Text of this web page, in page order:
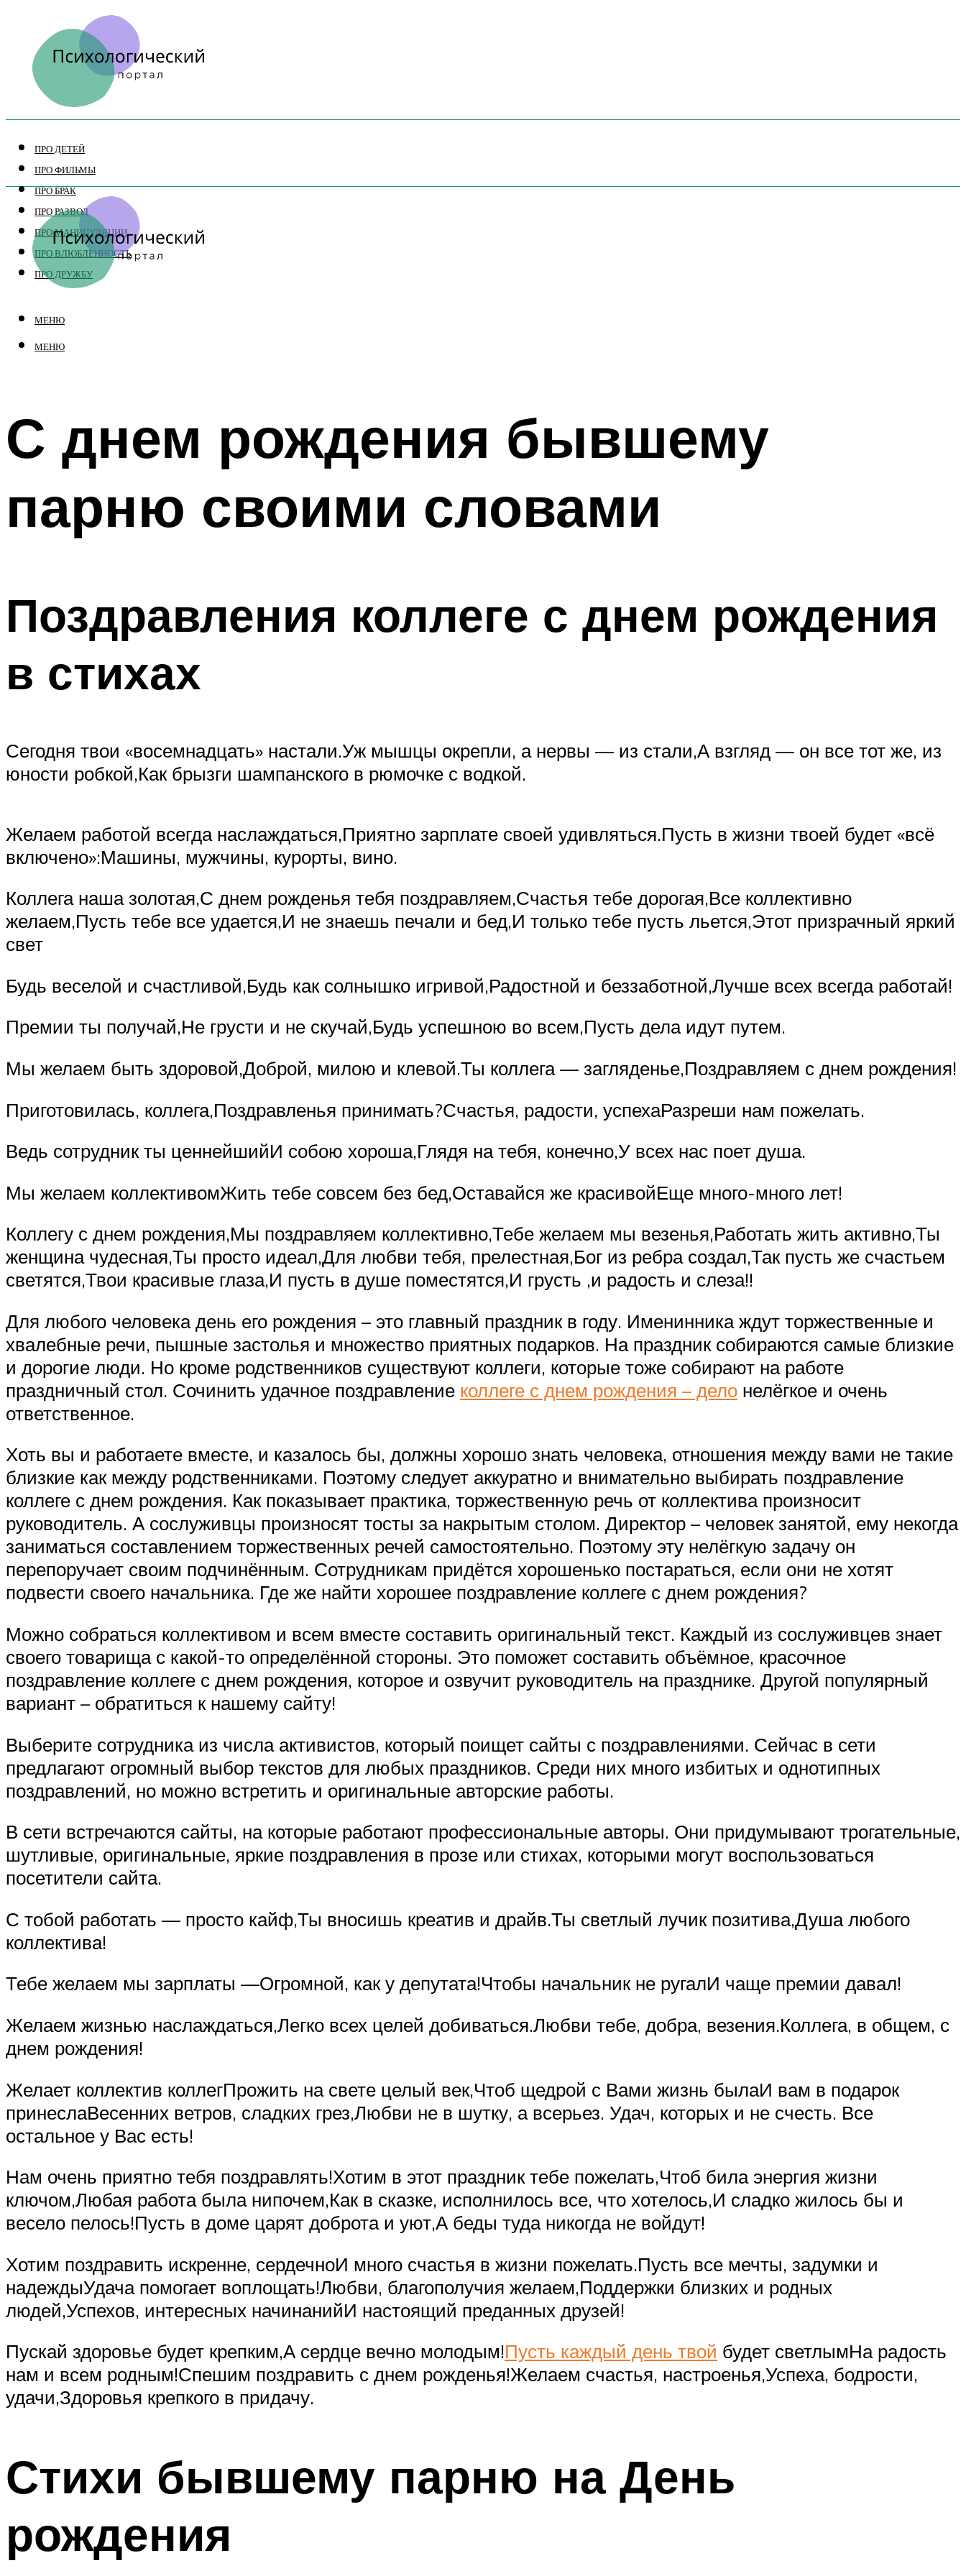
ПРО ДЕТЕЙ
ПРО ФИЛЬМЫ
ПРО БРАК
ПРО РАЗВОД
ПРО МАНИПУЛЯЦИИ
ПРО ВЛЮБЛЕННОСТЬ
ПРО ДРУЖБУ
МЕНЮ
МЕНЮ
С днем рождения бывшему
парню своими словами
Поздравления коллеге с днем рождения
в стихах
Сегодня твои «восемнадцать» настали.Уж мышцы окрепли, а нервы — из стали,А взгляд — он все тот же, из
юности робкой,Как брызги шампанского в рюмочке с водкой.
Желаем работой всегда наслаждаться,Приятно зарплате своей удивляться.Пусть в жизни твоей будет «всё
включено»:Машины, мужчины, курорты, вино.
Коллега наша золотая,С днем рожденья тебя поздравляем,Счастья тебе дорогая,Все коллективно
желаем,Пусть тебе все удается,И не знаешь печали и бед,И только тебе пусть льется,Этот призрачный яркий
свет
Будь веселой и счастливой,Будь как солнышко игривой,Радостной и беззаботной,Лучше всех всегда работай!
Премии ты получай,Не грусти и не скучай,Будь успешною во всем,Пусть дела идут путем.
Мы желаем быть здоровой,Доброй, милою и клевой.Ты коллега — загляденье,Поздравляем с днем рождения!
Приготовилась, коллега,Поздравленья принимать?Счастья, радости, успехаРазреши нам пожелать.
Ведь сотрудник ты ценнейшийИ собою хороша,Глядя на тебя, конечно,У всех нас поет душа.
Мы желаем коллективомЖить тебе совсем без бед,Оставайся же красивойЕще много-много лет!
Коллегу с днем рождения,Мы поздравляем коллективно,Тебе желаем мы везенья,Работать жить активно,Ты
женщина чудесная,Ты просто идеал,Для любви тебя, прелестная,Бог из ребра создал,Так пусть же счастьем
светятся,Твои красивые глаза,И пусть в душе поместятся,И грусть ,и радость и слеза!!
Для любого человека день его рождения – это главный праздник в году. Именинника ждут торжественные и
хвалебные речи, пышные застолья и множество приятных подарков. На праздник собираются самые близкие
и дорогие люди. Но кроме родственников существуют коллеги, которые тоже собирают на работе
праздничный стол. Сочинить удачное поздравление коллеге с днем рождения – дело нелёгкое и очень
ответственное.
Хоть вы и работаете вместе, и казалось бы, должны хорошо знать человека, отношения между вами не такие
близкие как между родственниками. Поэтому следует аккуратно и внимательно выбирать поздравление
коллеге с днем рождения. Как показывает практика, торжественную речь от коллектива произносит
руководитель. А сослуживцы произносят тосты за накрытым столом. Директор – человек занятой, ему некогда
заниматься составлением торжественных речей самостоятельно. Поэтому эту нелёгкую задачу он
перепоручает своим подчинённым. Сотрудникам придётся хорошенько постараться, если они не хотят
подвести своего начальника. Где же найти хорошее поздравление коллеге с днем рождения?
Можно собраться коллективом и всем вместе составить оригинальный текст. Каждый из сослуживцев знает
своего товарища с какой-то определённой стороны. Это поможет составить объёмное, красочное
поздравление коллеге с днем рождения, которое и озвучит руководитель на празднике. Другой популярный
вариант – обратиться к нашему сайту!
Выберите сотрудника из числа активистов, который поищет сайты с поздравлениями. Сейчас в сети
предлагают огромный выбор текстов для любых праздников. Среди них много избитых и однотипных
поздравлений, но можно встретить и оригинальные авторские работы.
В сети встречаются сайты, на которые работают профессиональные авторы. Они придумывают трогательные,
шутливые, оригинальные, яркие поздравления в прозе или стихах, которыми могут воспользоваться
посетители сайта.
С тобой работать — просто кайф,Ты вносишь креатив и драйв.Ты светлый лучик позитива,Душа любого
коллектива!
Тебе желаем мы зарплаты —Огромной, как у депутата!Чтобы начальник не ругалИ чаще премии давал!
Желаем жизнью наслаждаться,Легко всех целей добиваться.Любви тебе, добра, везения.Коллега, в общем, с
днем рождения!
Желает коллектив коллегПрожить на свете целый век,Чтоб щедрой с Вами жизнь былаИ вам в подарок
принеслаВесенних ветров, сладких грез,Любви не в шутку, а всерьез. Удач, которых и не счесть. Все
остальное у Вас есть!
Нам очень приятно тебя поздравлять!Хотим в этот праздник тебе пожелать,Чтоб била энергия жизни
ключом,Любая работа была нипочем,Как в сказке, исполнилось все, что хотелось,И сладко жилось бы и
весело пелось!Пусть в доме царят доброта и уют,А беды туда никогда не войдут!
Хотим поздравить искренне, сердечноИ много счастья в жизни пожелать.Пусть все мечты, задумки и
надеждыУдача помогает воплощать!Любви, благополучия желаем,Поддержки близких и родных
людей,Успехов, интересных начинанийИ настоящий преданных друзей!
Пускай здоровье будет крепким,А сердце вечно молодым!Пусть каждый день твой будет светлымНа радость
нам и всем родным!Спешим поздравить с днем рожденья!Желаем счастья, настроенья,Успеха, бодрости,
удачи,Здоровья крепкого в придачу.
Стихи бывшему парню на День
рождения